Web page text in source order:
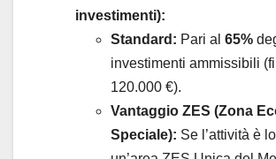
investimenti):
Standard: Pari al 65%
investimenti ammissibili
120.000 €).
Vantaggio ZES (Zona
Speciale): Se l’attività è